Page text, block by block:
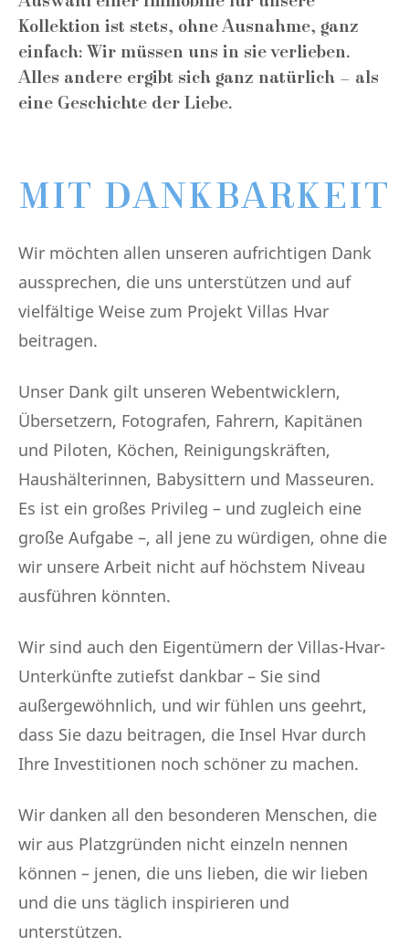
Kollektion ist stets, ohne Ausnahme, ganz
einfach: Wir müssen uns in sie verlieben.
Alles andere ergibt sich ganz natürlich – als
eine Geschichte der Liebe.
MIT DANKBARKEIT
Wir möchten allen unseren aufrichtigen Dank
aussprechen, die uns unterstützen und auf
vielfältige Weise zum Projekt Villas Hvar
beitragen.
Unser Dank gilt unseren Webentwicklern,
Übersetzern, Fotografen, Fahrern, Kapitänen
und Piloten, Köchen, Reinigungskräften,
Haushälterinnen, Babysittern und Masseuren.
Es ist ein großes Privileg – und zugleich eine
große Aufgabe –, all jene zu würdigen, ohne die
wir unsere Arbeit nicht auf höchstem Niveau
ausführen könnten.
Wir sind auch den Eigentümern der Villas-Hvar-
Unterkünfte zutiefst dankbar – Sie sind
außergewöhnlich, und wir fühlen uns geehrt,
dass Sie dazu beitragen, die Insel Hvar durch
Ihre Investitionen noch schöner zu machen.
Wir danken all den besonderen Menschen, die
wir aus Platzgründen nicht einzeln nennen
können – jenen, die uns lieben, die wir lieben
und die uns täglich inspirieren und
unterstützen.